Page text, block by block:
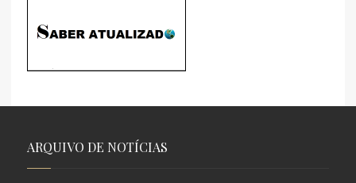
ARQUIVO DE NOTÍCIAS